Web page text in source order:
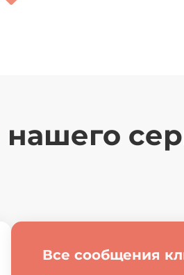
нашего
Все сообщения